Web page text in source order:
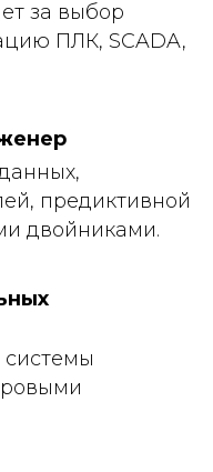
за выбор
ПЛК, SCADA,
предиктивной
двойниками.